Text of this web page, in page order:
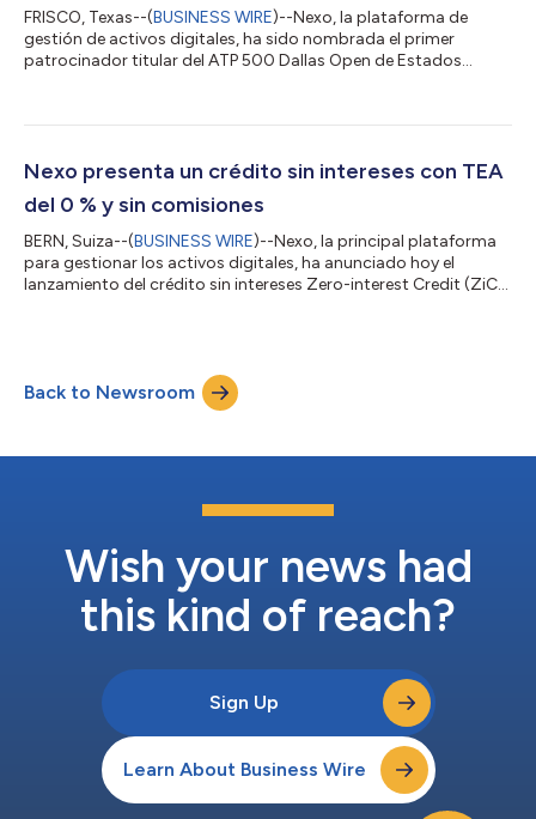
FRISCO, Texas--(BUSINESS WIRE)--Nexo, la plataforma de
gestión de activos digitales, ha sido nombrada el primer
patrocinador titular del ATP 500 Dallas Open de Estados
plazo a través de alianzas con instituciones deportivas de
con el lanzamiento de la marca Nexo Dallas Open y la
renovación de dos canchas públicas d...
Nexo presenta un crédito sin intereses con TEA
del 0 % y sin comisiones
BERN, Suiza--(BUSINESS WIRE)--Nexo, la principal plataforma
para gestionar los activos digitales, ha anunciado hoy el
lanzamiento del crédito sin intereses Zero-interest Credit (ZiC),
través de un plazo fijo, sin riesgo de liquidación prematura
forzosa. El préstamo estructurado sin intereses, que antes se
Back to Newsroom
Wish your news had
this kind of reach?
Sign Up
Learn About Business Wire